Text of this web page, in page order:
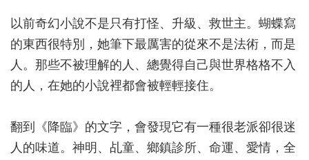
以前奇幻小說不是只有打怪、升級、救世主。蝴蝶寫
的東西很特別，她筆下最厲害的從來不是法術，而是
人。那些不被理解的人、總覺得自己與世界格格不入
的人，在她的小說裡都會被輕輕接住。
翻到《降臨》的文字，會發現它有一種很老派卻很迷
人的味道。神明、乩童、鄉鎮診所、命運、愛情，全